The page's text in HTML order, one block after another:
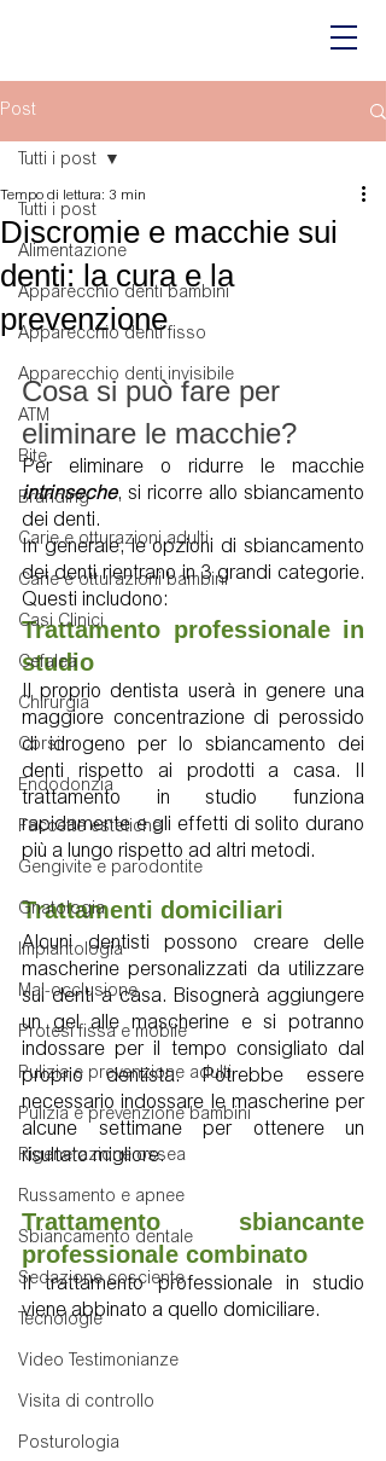
Post
Tutti i post
Alimentazione
Apparecchio denti bambini
Apparecchio denti fisso
Apparecchio denti invisibile
ATM
Bite
Branding
Carie e otturazioni adulti
Carie e otturazioni bambini
Casi Clinici
Cefalea
Chirurgia
Corsi
Endodonzia
Faccette estetiche
Gengivite e parodontite
Gnatologia
Implantologia
Mal-occlusione
Protesi fissa e mobile
Pulizia e prevenzione adulti
Pulizia e prevenzione bambini
Rigenerazione ossea
Russamento e apnee
Sbiancamento dentale
Sedazione cosciente
Tecnologie
Video Testimonianze
Visita di controllo
Posturologia
Tutti i post
Discromie e macchie sui
denti: la cura e la
prevenzione
Tempo di lettura: 3 min
Cosa si può fare per
eliminare le macchie?
intrinseche, si ricorre allo sbiancamento
dei denti.
In generale, le opzioni di sbiancamento
dei denti rientrano in 3 grandi categorie.
Questi includono:
Trattamento professionale in
studio
Il proprio dentista userà in genere una
maggiore concentrazione di perossido
di idrogeno per lo sbiancamento dei
denti rispetto ai prodotti a casa. Il
trattamento in studio funziona
rapidamente e gli effetti di solito durano
più a lungo rispetto ad altri metodi.
Trattamenti domiciliari
Alcuni dentisti possono creare delle
mascherine personalizzati da utilizzare
sui denti a casa. Bisognerà aggiungere
un gel alle mascherine e si potranno
indossare per il tempo consigliato dal
proprio dentista. Potrebbe essere
necessario indossare le mascherine per
alcune settimane per ottenere un
risultato migliore.
Trattamento sbiancante
professionale combinato
Il trattamento professionale in studio
viene abbinato a quello domiciliare.